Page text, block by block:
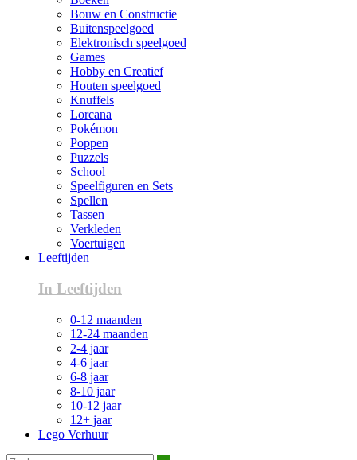
Bouw en Constructie
Buitenspeelgoed
Elektronisch speelgoed
Games
Hobby en Creatief
Houten speelgoed
Knuffels
Lorcana
Pokémon
Poppen
Puzzels
School
Speelfiguren en Sets
Spellen
Tassen
Verkleden
Voertuigen
Leeftijden
In Leeftijden
0-12 maanden
12-24 maanden
2-4 jaar
4-6 jaar
6-8 jaar
8-10 jaar
10-12 jaar
12+ jaar
Lego Verhuur